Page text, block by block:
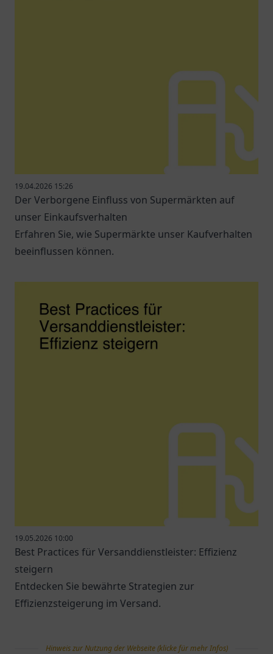
19.04.2026 15:26
Der Verborgene Einfluss von Supermärkten auf
unser Einkaufsverhalten
Erfahren Sie, wie Supermärkte unser Kaufverhalten
beeinflussen können.
19.05.2026 10:00
Best Practices für Versanddienstleister: Effizienz
steigern
Entdecken Sie bewährte Strategien zur
Effizienzsteigerung im Versand.
Hinweis zur Nutzung der Webseite (klicke für mehr Infos)